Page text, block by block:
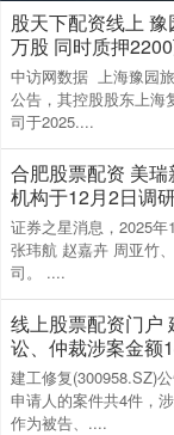
股天下配资线上
万股 同时质押
中访网数据 上海豫园
公告，其控股股东上海
司于2025....
合肥股票配资 美
机构于12月2日调
证券之星消息，2025
张玮航 赵嘉卉 周亚竹
司。 ....
线上股票配资门户
讼、仲裁涉案金额
建工修复(300958.SZ)
申请人的案件共4件，
作为被告、....